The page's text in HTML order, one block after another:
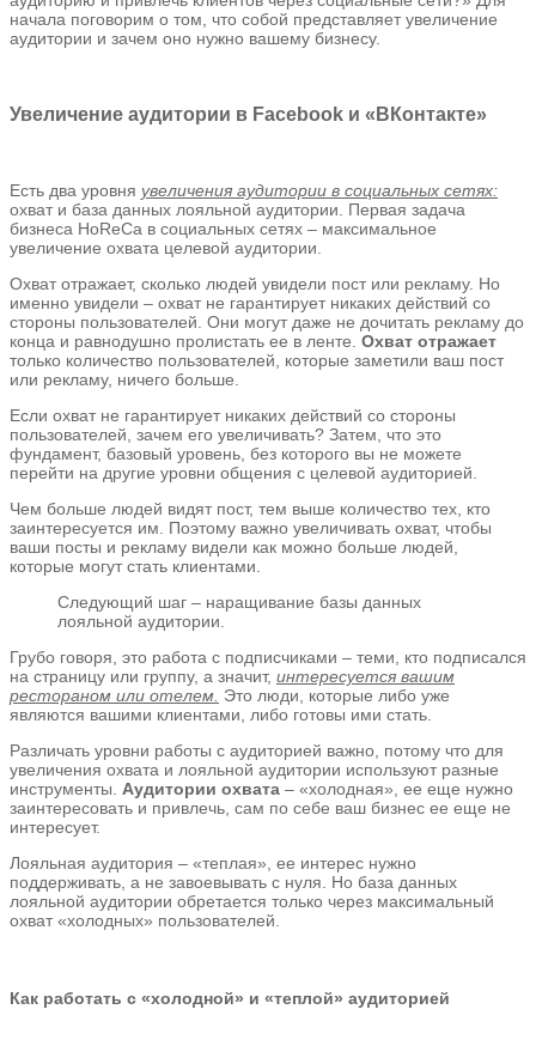
начала поговорим о том, что собой представляет увеличение
аудитории и зачем оно нужно вашему бизнесу.
Увеличение аудитории в Facebook и «ВКонтакте»
Есть два уровня увеличения аудитории в социальных сетях:
охват и база данных лояльной аудитории. Первая задача
бизнеса HoReCa в социальных сетях – максимальное
увеличение охвата целевой аудитории.
Охват отражает, сколько людей увидели пост или рекламу. Но
именно увидели – охват не гарантирует никаких действий со
стороны пользователей. Они могут даже не дочитать рекламу до
конца и равнодушно пролистать ее в ленте. Охват отражает
только количество пользователей, которые заметили ваш пост
или рекламу, ничего больше.
Если охват не гарантирует никаких действий со стороны
пользователей, зачем его увеличивать? Затем, что это
фундамент, базовый уровень, без которого вы не можете
перейти на другие уровни общения с целевой аудиторией.
Чем больше людей видят пост, тем выше количество тех, кто
заинтересуется им. Поэтому важно увеличивать охват, чтобы
ваши посты и рекламу видели как можно больше людей,
которые могут стать клиентами.
Следующий шаг – наращивание базы данных
лояльной аудитории.
Грубо говоря, это работа с подписчиками – теми, кто подписался
на страницу или группу, а значит, интересуется вашим
рестораном или отелем. Это люди, которые либо уже
являются вашими клиентами, либо готовы ими стать.
Различать уровни работы с аудиторией важно, потому что для
увеличения охвата и лояльной аудитории используют разные
инструменты. Аудитории охвата – «холодная», ее еще нужно
заинтересовать и привлечь, сам по себе ваш бизнес ее еще не
интересует.
Лояльная аудитория – «теплая», ее интерес нужно
поддерживать, а не завоевывать с нуля. Но база данных
лояльной аудитории обретается только через максимальный
охват «холодных» пользователей.
Как работать с «холодной» и «теплой» аудиторией